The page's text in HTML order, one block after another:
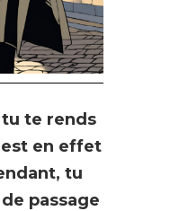
tu te rends
en effet
tu
passage